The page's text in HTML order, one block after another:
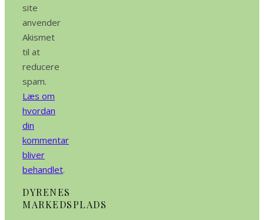
site
anvender
Akismet
til at
reducere
spam.
Læs om
hvordan
din
kommentar
bliver
behandlet.
DYRENES
MARKEDSPLADS